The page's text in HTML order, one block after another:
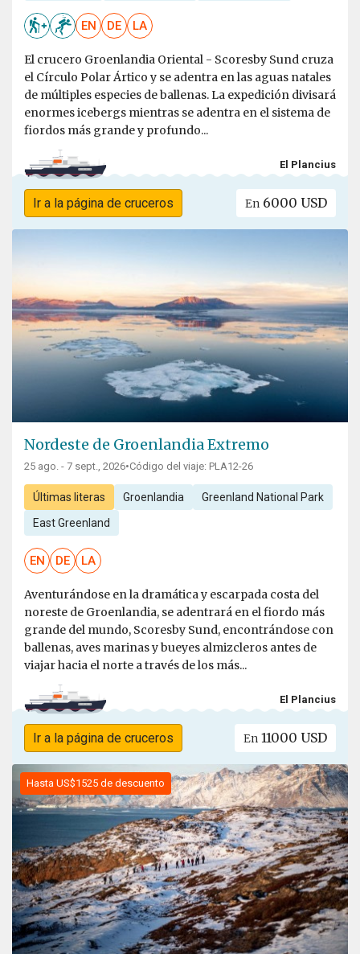
EN DE LA
El crucero Groenlandia Oriental - Scoresby Sund cruza
el Círculo Polar Ártico y se adentra en las aguas natales
de múltiples especies de ballenas. La expedición divisará
enormes icebergs mientras se adentra en el sistema de
fiordos más grande y profundo...
El Plancius
Ir a la página de cruceros En 6000 USD
Nordeste de Groenlandia Extremo
25 ago. - 7 sept., 2026•Código del viaje: PLA12-26
Últimas literas Groenlandia Greenland National Park
East Greenland
EN DE LA
Aventurándose en la dramática y escarpada costa del
noreste de Groenlandia, se adentrará en el fiordo más
grande del mundo, Scoresby Sund, encontrándose con
ballenas, aves marinas y bueyes almizcleros antes de
viajar hacia el norte a través de los más...
El Plancius
Ir a la página de cruceros En 11000 USD
Hasta US$1525 de descuento